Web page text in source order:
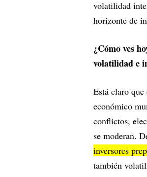
volatilidad
horizonte de
¿Cómo ves
volatilidad e
Está claro
económico
conflictos,
se moderan.
inversores
también